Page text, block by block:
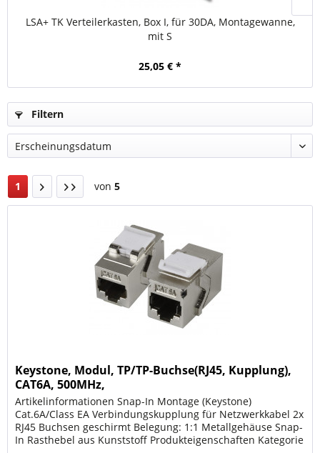
LSA+ TK Verteilerkasten, Box I, für 30DA, Montagewanne,
mit S
25,05 € *
Filtern
1 von 5
Keystone, Modul, TP/TP-Buchse(RJ45, Kupplung),
CAT6A, 500MHz,
Artikelinformationen Snap-In Montage (Keystone)
Cat.6A/Class EA Verbindungskupplung für Netzwerkkabel 2x
RJ45 Buchsen geschirmt Belegung: 1:1 Metallgehäuse Snap-
In Rasthebel aus Kunststoff Produkteigenschaften Kategorie